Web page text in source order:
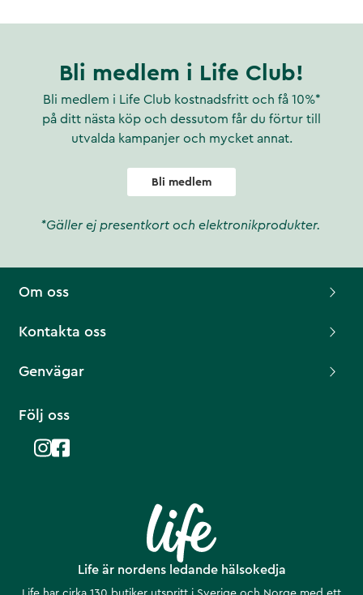
Bli medlem i Life Club!
Bli medlem i Life Club kostnadsfritt och få 10%*
på ditt nästa köp och dessutom får du förtur till
utvalda kampanjer och mycket annat.
Bli medlem
*Gäller ej presentkort och elektronikprodukter.
Life är nordens ledande hälsokedja
Om oss
Kontakta oss
Genvägar
Följ oss